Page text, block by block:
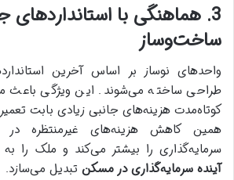
3. هماهنگی با استانداردهای
ساخت‌وساز
واحدهای نوساز بر اساس آخرین
طراحی ساخته می‌شوند. این ویژگی باعث
کوتاه‌مدت هزینه‌های جانبی زیادی بابت
همین کاهش هزینه‌های غیرمنتظره
سرمایه‌گذاری را بیشتر می‌کند و ملک را
آینده سرمایه‌گذاری در مسکن تبدیل می‌سازد.